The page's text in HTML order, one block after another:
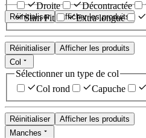
Réinitialiser Afficher les produits
Droite
Décontractée
Slim Fit
Extra longue
Réinitialiser
Afficher les produits
Col
Sélectionner un type de col
Col rond
Capuche
Réinitialiser
Afficher les produits
Manches